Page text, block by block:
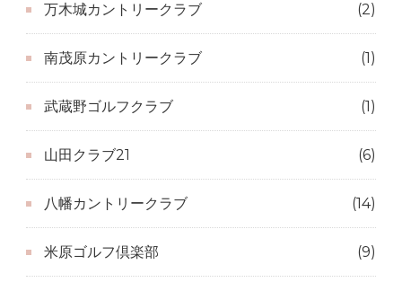
万木城カントリークラブ (2)
南茂原カントリークラブ (1)
武蔵野ゴルフクラブ (1)
山田クラブ21 (6)
八幡カントリークラブ (14)
米原ゴルフ倶楽部 (9)